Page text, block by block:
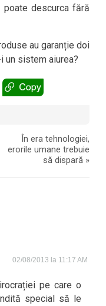
descurca fără
au garanție doi
un sistem aiurea?
În era tehnologiei,
erorile umane trebuie
să dispară »
02/08/2013 la 11:17 AM
pe care o
special să le